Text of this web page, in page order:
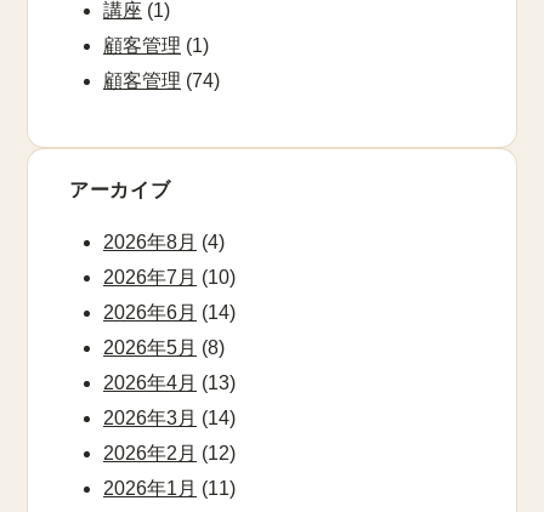
講座 (1)
顧客管理 (1)
顧客管理 (74)
アーカイブ
2026年8月 (4)
2026年7月 (10)
2026年6月 (14)
2026年5月 (8)
2026年4月 (13)
2026年3月 (14)
2026年2月 (12)
2026年1月 (11)